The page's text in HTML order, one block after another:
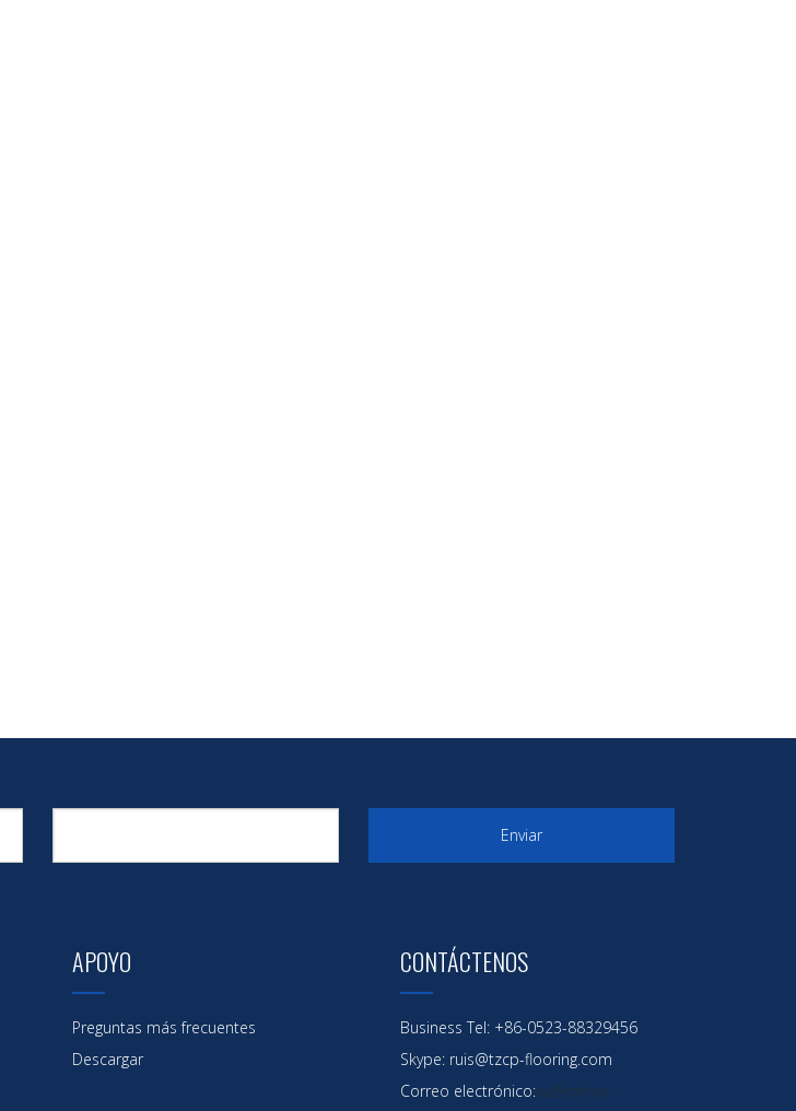
Enviar
APOYO
Preguntas más frecuentes
Descargar
CONTÁCTENOS
Business Tel: +86-0523-88329456
Skype: ruis@tzcp-flooring.com
Correo electrónico:yu@qinhai-